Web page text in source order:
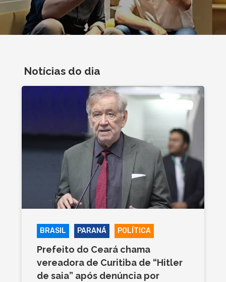
Notícias do dia
BRASIL PARANÁ POLÍTICA
Prefeito do Ceará chama
vereadora de Curitiba de “Hitler
de saia” após denúncia por